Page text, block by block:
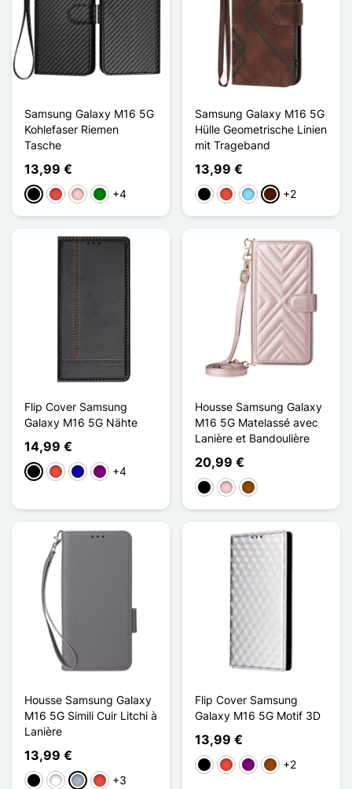
Samsung Galaxy M16 5G
Kohlefaser Riemen
Tasche
13,99 €
Schwarz
Rot PinkGrün+4
Samsung Galaxy M16 5G
Hülle Geometrische Linien
mit Trageband
13,99 €
Schwarz
Rot HellblauDunkelbraun
+2
Flip Cover Samsung
Galaxy M16 5G Nähte
14,99 €
Schwarz
Rot Dunkelblau
Violett
+4
Housse Samsung Galaxy
M16 5G Matelassé avec
Lanière et Bandoulière
20,99 €
Schwarz
PinkBraun
Housse Samsung Galaxy
M16 5G Simili Cuir Litchi à
Lanière
13,99 €
Schwarz
WeißGrauRot +3
Flip Cover Samsung
Galaxy M16 5G Motif 3D
13,99 €
Schwarz
Rot ViolettBraun
+2